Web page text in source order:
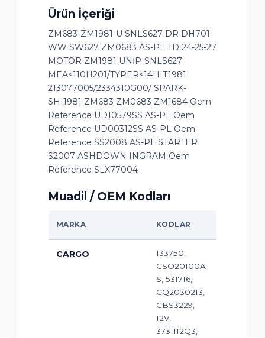
Ürün İçeriği
ZM683-ZM1981-U SNLS627-DR DH701-
WW SW627 ZM0683 AS-PL TD 24-25-27
MOTOR ZM1981 UNİP-SNLS627
MEA<110H201/TYPER<14HIT1981
213077005/2334310G00/ SPARK-
SHI1981 ZM683 ZM0683 ZM1684 Oem
Reference UD10579SS AS-PL Oem
Reference UD00312SS AS-PL Oem
Reference SS2008 AS-PL STARTER
S2007 ASHDOWN INGRAM Oem
Reference SLX77004
Muadil / OEM Kodları
MARKA KODLAR
CARGO
133750,
CSO20100A
S, 531716,
CQ2030213,
CBS3229,
12V,
3731112Q3,